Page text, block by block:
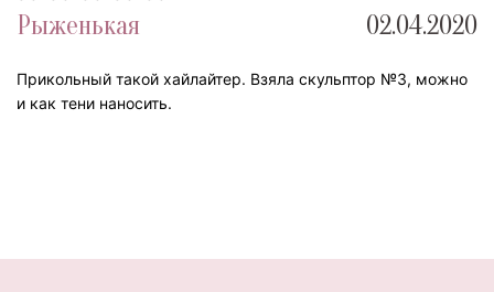
Рыженькая 02.04.2020
Прикольный такой хайлайтер. Взяла скульптор №3, можно
и как тени наносить.